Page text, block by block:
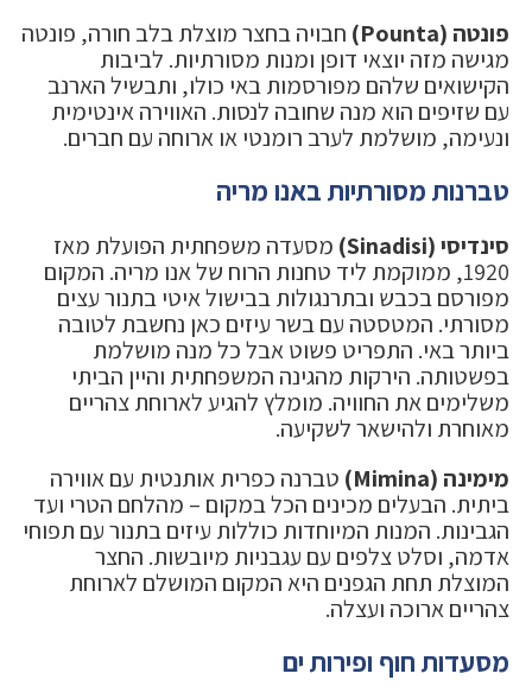
פונטה (Pounta)
חבויה בחצר מוצלת בלב חורה, פונטה
מגישה מזה יוצאי דופן ומנות מסורתיות. לביבות
הקישואים שלהם מפורסמות באי כולו, ותבשיל הארנב
עם שזיפים הוא מנה שחובה לנסות. האווירה אינטימית
ונעימה, מושלמת לערב רומנטי או ארוחה עם חברים.
טברנות מסורתיות באנו מריה
סינדיסי (Sinadisi)
מסעדה משפחתית הפועלת מאז
1920, ממוקמת ליד טחנות הרוח של אנו מריה. המקום
מפורסם בכבש ובתרנגולות בבישול איטי בתנור עצים
מסורתי. המטסטה עם בשר עיזים כאן נחשבת לטובה
ביותר באי. התפריט פשוט אבל כל מנה מושלמת
בפשטותה. הירקות מהגינה המשפחתית והיין הביתי
משלימים את החוויה. מומלץ להגיע לארוחת צהריים
מאוחרת ולהישאר לשקיעה.
מימינה (Mimina)
טברנה כפרית אותנטית עם אווירה
ביתית. הבעלים מכינים הכל במקום – מהלחם הטרי ועד
הגבינות. המנות המיוחדות כוללות עיזים בתנור עם תפוחי
אדמה, וסלט צלפים עם עגבניות מיובשות. החצר
המוצלת תחת הגפנים היא המקום המושלם לארוחת
צהריים ארוכה ועצלה.
מסעדות חוף ופירות ים